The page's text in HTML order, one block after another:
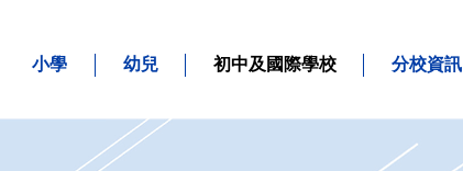
小學 幼兒 初中及國際學校 分校資訊